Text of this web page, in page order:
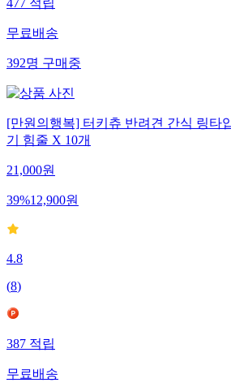
477적립
무료배송
392명구매중
[만원의행복] 터키츄 반려견 간식 링타
기 힘줄 X 10개
21,000원
39%12,900원
4.8
(8)
387적립
무료배송